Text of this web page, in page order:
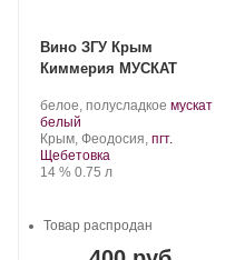
Вино ЗГУ Крым
Киммерия МУСКАТ
Производитель:
АО
«Золотое
поле».
белое, полусладкое .
винограда:
мускат
белый
Регион:
Крым, Феодосия, пгт.
Щебетовка
Крепость
14 %. Объем
0.75 л
Товар распродан